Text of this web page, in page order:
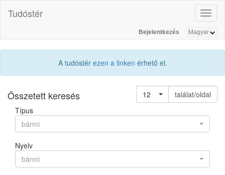
Tudóstér
Bejelentkezés
A tudóstér ezen a linken érhető el.
Összetett keresés 12
találat/oldal
Típus
bármi
Nyelv
bármi